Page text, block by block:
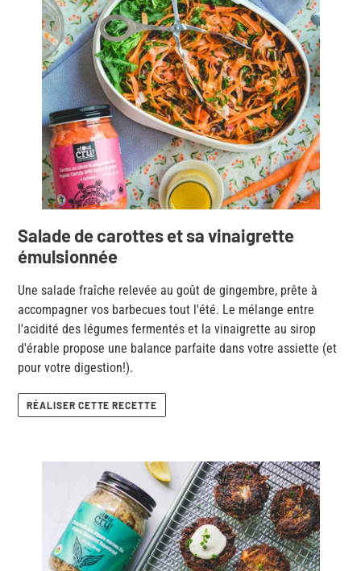
Salade de carottes et sa vinaigrette
émulsionnée
Une salade fraîche relevée au goût de gingembre, prête à
accompagner vos barbecues tout l'été. Le mélange entre
l'acidité des légumes fermentés et la vinaigrette au sirop
d'érable propose une balance parfaite dans votre assiette (et
pour votre digestion!).
RÉALISER CETTE RECETTE